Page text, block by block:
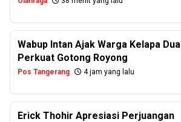
Wabup Intan Ajak Warga Kelapa Dua
Perkuat Gotong Royong
Pos Tangerang 4 jam yang lalu
Erick Thohir Apresiasi Perjuangan